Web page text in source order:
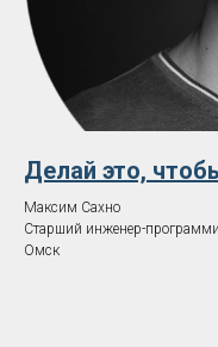
Делай это,
Максим Сахно
Старший инженер-
Омск